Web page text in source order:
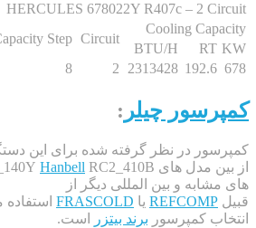
HERCULES 678022Y R407c – 2
Cooling
Circuit
Capacity Step
BTU/H
2313428
2
8
چیلر
در نظر گرفته شده برای این دستگاه از
مدل های
_140Y Hanbell
و بین المللی دیگر از
یاFRASCOLDاستفاده میگردد
کمپرسوربرند بیتزراست.